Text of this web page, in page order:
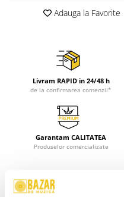
Adauga la Favorite
Livram RAPID in 24/48 h
de la confirmarea comenzii*
Garantam CALITATEA
Produselor comercializate
Descriere